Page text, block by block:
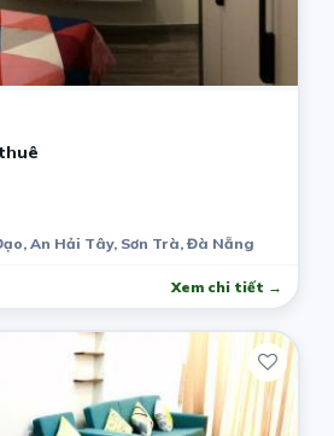
An Hải Tây, Sơn Trà, Đà Nẵng
Xem chi tiết →